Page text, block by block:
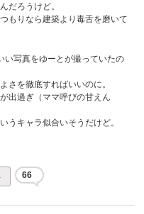
だろうけど。
もりなら建築より毒舌を磨いて
い写真をゆーとが撮っていたの
さを徹底すればいいのに。
出過ぎ（ママ呼びの甘えん
うキャラ似合いそうだけど。
66